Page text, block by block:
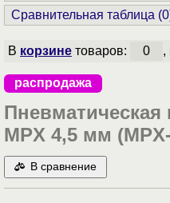
Сравнительная таблица (0
В корзинетоваров: 0 ,
распродажа
Пневматическая
MPX 4,5 мм
В сравнение